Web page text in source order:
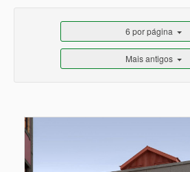
6 por página
Mais antigos